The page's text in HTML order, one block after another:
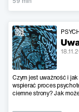
Czym jest uważność i
wspierać proces
ciemne strony? Jak